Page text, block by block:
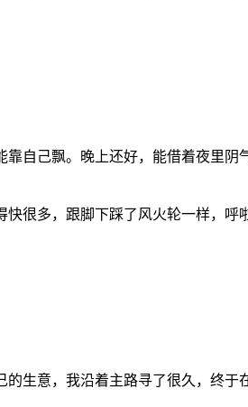
自己飘。晚上还好，能借着夜里阴
很多，跟脚下踩了风火轮一样，
生意，我沿着主路寻了很久，终